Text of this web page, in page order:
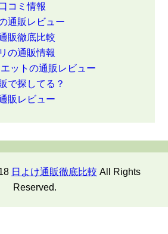
コミ情報
通販レビュー
販徹底比較
の通販情報
ットの通販レビュー
で探してる？
販レビュー
日よけ通販徹底比較 All Rights
Reserved.